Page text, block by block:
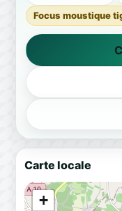
Focus moustique
Carte locale
+